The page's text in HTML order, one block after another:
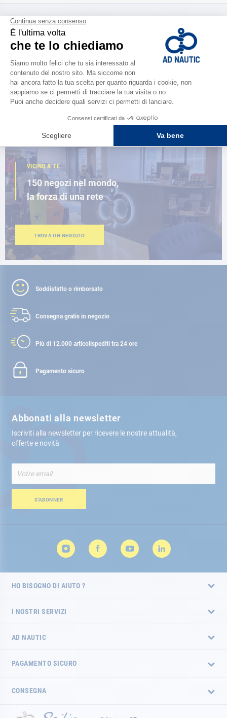
CATALOGARE
Scopri la
nuova guida AD 2026
SFOGLIA IL CATALOGO
VICINO A TE
150 negozi nel mondo,
la forza di una rete
TROVA UN NEGOZIO
Soddisfatto o rimborsato
Consegna gratis in negozio
Più di 12.000 articolispediti tra 24 ore
Pagamento sicuro
Abbonati alla newsletter
Iscriviti alla newsletter per ricevere le nostre attualità,
offerte e novità
alla
nostra
Newsletter:S’ABONNER
HO BISOGNO DI AIUTO ?
I NOSTRI SERVIZI
AD NAUTIC
PAGAMENTO SICURO
CONSEGNA